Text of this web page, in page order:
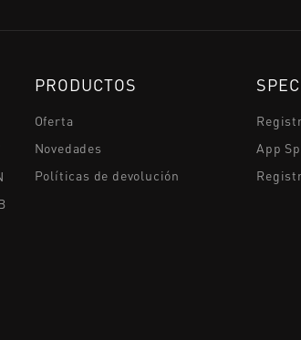
PRODUCTOS
Oferta
Novedades
Políticas de devolución
App